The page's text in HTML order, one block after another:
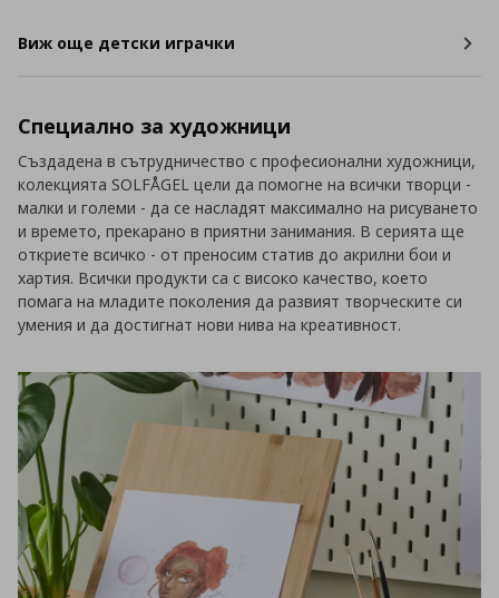
Виж още детски играчки
Специално за художници
Създадена в сътрудничество с професионални художници,
колекцията SOLFÅGEL цели да помогне на всички творци -
малки и големи - да се насладят максимално на рисуването
и времето, прекарано в приятни занимания. В серията ще
откриете всичко - от преносим статив до акрилни бои и
хартия. Всички продукти са с високо качество, което
помага на младите поколения да развият творческите си
умения и да достигнат нови нива на креативност.